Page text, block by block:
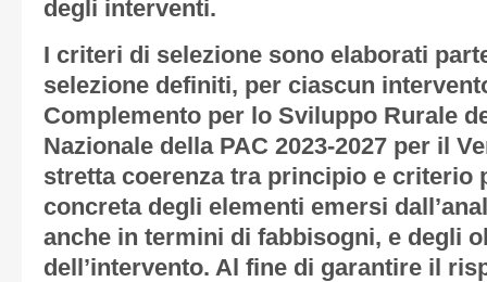
degli interventi.
I criteri di selezione sono elaborati
selezione definiti, per ciascun
Complemento per lo Sviluppo Rurale
Nazionale della PAC 2023-2027 per il
stretta coerenza tra principio e criterio
concreta degli elementi emersi
anche in termini di fabbisogni, e degli
dell’intervento. Al fine di garantire il